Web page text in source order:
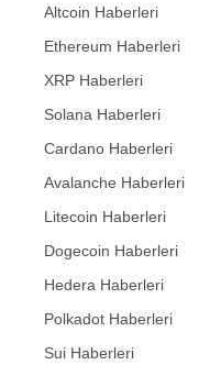
Altcoin Haberleri
Ethereum Haberleri
XRP Haberleri
Solana Haberleri
Cardano Haberleri
Avalanche Haberleri
Litecoin Haberleri
Dogecoin Haberleri
Hedera Haberleri
Polkadot Haberleri
Sui Haberleri